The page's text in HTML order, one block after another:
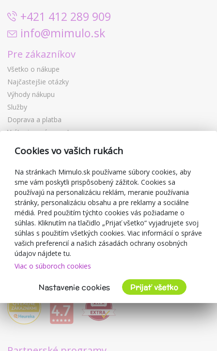
+421 412 289 909
info@mimulo.sk
Pre zákazníkov
Všetko o nákupe
Najčastejšie otázky
Výhody nákupu
Služby
Doprava a platba
Vrátenie a výmena tovaru
Darčekové poukážky
Zľavové kupóny
Blog
O predajcovi
Mimulo.sk
Obchodné podmienky
Ochrana osobných údajov GDPR
Kontakty
Spolupracujeme
Cookies vo vašich rukách
Na stránkach Mimulo.sk používame súbory cookies, aby
sme vám poskytli prispôsobený zážitok. Cookies sa
používajú na personalizáciu reklám, meranie používania
stránky, personalizáciu obsahu a pre reklamy a sociálne
médiá. Pred použitím týchto cookies vás požiadame o
súhlas. Kliknutím na tlačidlo „Prijať všetko“ vyjadrujete svoj
súhlas s použitím všetkých cookies. Viac informácií o správe
vašich preferencií a našich zásadách ochrany osobných
údajov nájdete tu.
Viac o súboroch cookies
Nastavenie cookies Prijať všetko